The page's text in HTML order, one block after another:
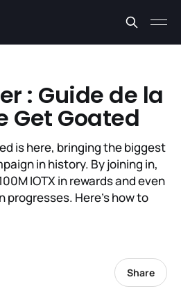
: Guide de la
Get Goated
is here, bringing the biggest
in history. By joining in,
IOTX in rewards and even
progresses. Here’s how to
Share